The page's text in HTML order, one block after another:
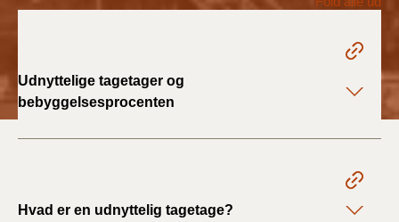
2022)
Udnyttelige tagetager og
bebyggelsesprocenten
Hvad er en udnyttelig tagetage?